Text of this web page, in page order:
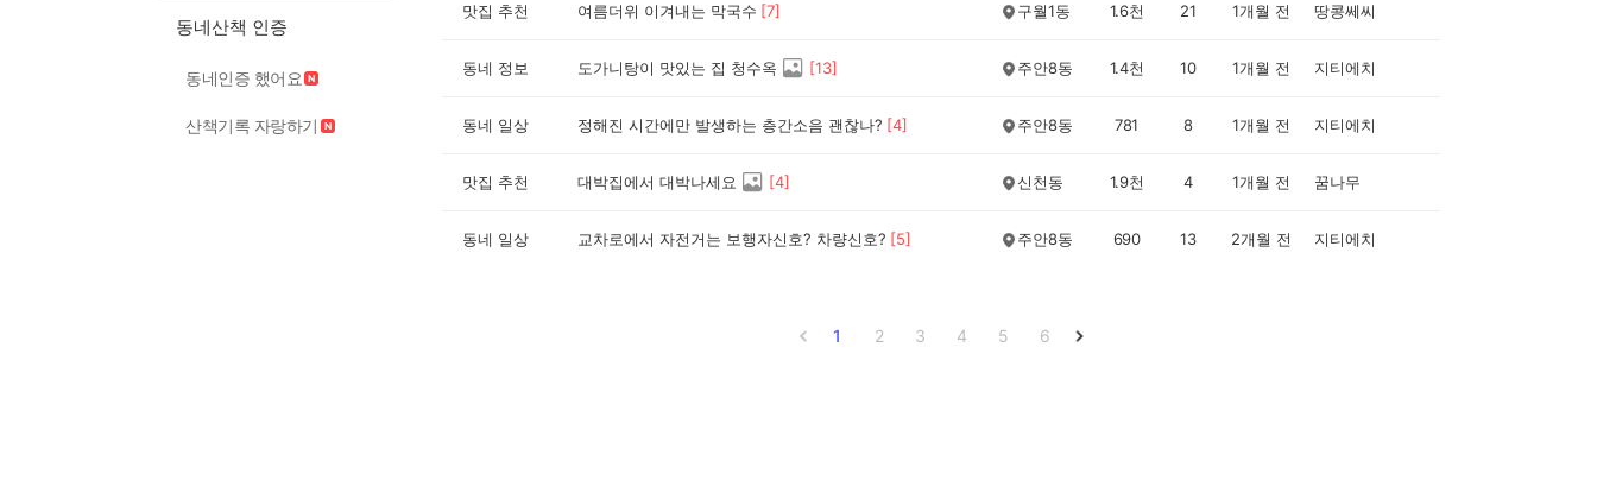
동네산책 인증
동네인증 했어요
산책기록 자랑하기
맛집 추천 여름더위 이겨내는 막국수 [7] 구월1동 1.6천 21 1개월 전 땅콩쎄씨
동네 정보 도가니탕이 맛있는 집 청수옥 [13] 주안8동 1.4천 10 1개월 전 지티에치
동네 일상 정해진 시간에만 발생하는 층간소음 괜찮나? [4] 주안8동 781 8 1개월 전 지티에치
맛집 추천 대박집에서 대박나세요 [4] 신천동 1.9천 4 1개월 전 꿈나무
동네 일상 교차로에서 자전거는 보행자신호? 차량신호? [5] 주안8동 690 13 2개월 전 지티에치
1 2 3 4 5 6